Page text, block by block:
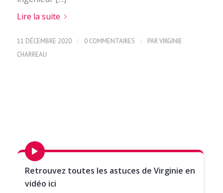
Lire la suite
11 DÉCEMBRE 2020 / 0 COMMENTAIRES / PARVIRGINIE
CHARREAU
Retrouvez toutes les astuces de Virginie en
vidéo ici